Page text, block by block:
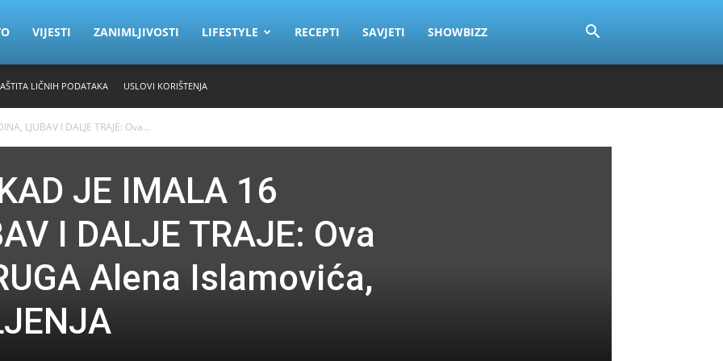
VIJESTI ZANIMLJIVOSTI LIFESTYLE RECEPTI SAVJETI SHOWBIZZ
LIČNIH PODATAKA USLOVI KORIŠTENJA
LJUBAV I DALJE TRAJE: Ova...
JE IMALA 16
I DALJE TRAJE: Ova
Alena Islamovića,